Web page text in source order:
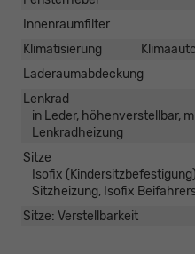
Innenraumfilter
Klimatisierung
Laderaumabdeckung
Lenkrad
in Leder, höhenverstellbar,
Lenkradheizung
Sitze
Isofix
Sitzheizung, Isofix
Sitze: Verstellbarkeit